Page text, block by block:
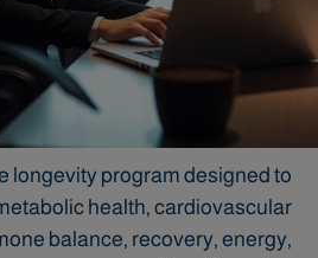
longevity program designed to
health, cardiovascular
balance, recovery, energy,